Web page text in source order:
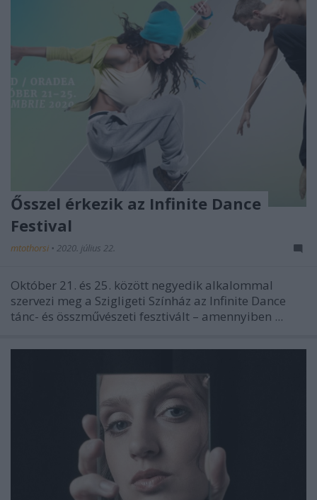
Ősszel érkezik az Infinite Dance
Festival
mtothorsi • 2020. július 22.
Október 21. és 25. között negyedik alkalommal
szervezi meg a Szigligeti Színház az Infinite Dance
tánc- és összművészeti fesztivált – amennyiben ...